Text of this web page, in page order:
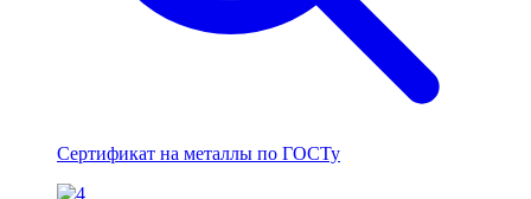
Сертификат на металлы по ГОСТу